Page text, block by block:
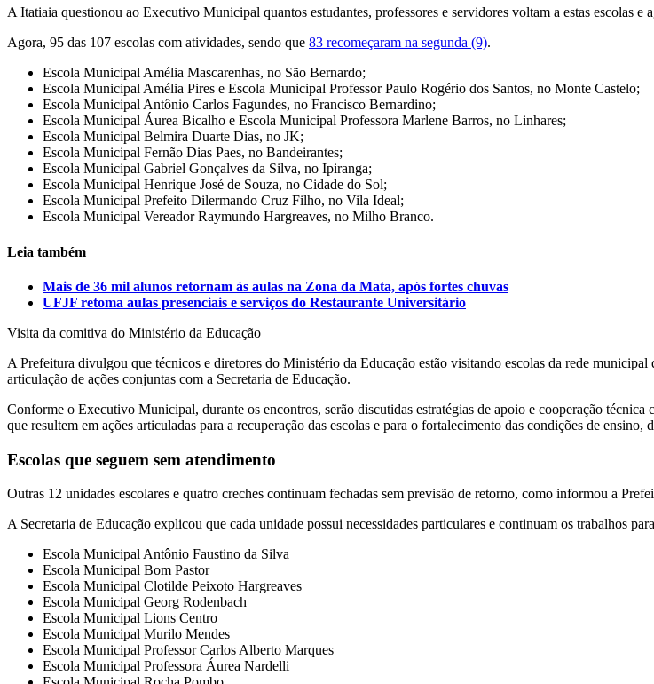
A Itatiaia questionou ao Executivo Municipal quantos estudantes, professores e servidores voltam a estas escolas e
Agora, 95 das 107 escolas com atividades, sendo que 83 recomeçaram na segunda (9).
Escola Municipal Amélia Mascarenhas, no São Bernardo;
Escola Municipal Amélia Pires e Escola Municipal Professor Paulo Rogério dos Santos, no Monte Castelo;
Escola Municipal Antônio Carlos Fagundes, no Francisco Bernardino;
Escola Municipal Áurea Bicalho e Escola Municipal Professora Marlene Barros, no Linhares;
Escola Municipal Belmira Duarte Dias, no JK;
Escola Municipal Fernão Dias Paes, no Bandeirantes;
Escola Municipal Gabriel Gonçalves da Silva, no Ipiranga;
Escola Municipal Henrique José de Souza, no Cidade do Sol;
Escola Municipal Prefeito Dilermando Cruz Filho, no Vila Ideal;
Escola Municipal Vereador Raymundo Hargreaves, no Milho Branco.
Leia também
Mais de 36 mil alunos retornam às aulas na Zona da Mata, após fortes chuvas
UFJF retoma aulas presenciais e serviços do Restaurante Universitário
Visita da comitiva do Ministério da Educação
A Prefeitura divulgou que técnicos e diretores do Ministério da Educação estão visitando escolas da rede
articulação de ações conjuntas com a Secretaria de Educação.
Conforme o Executivo Municipal, durante os encontros, serão discutidas estratégias de apoio e cooperação
que resultem em ações articuladas para a recuperação das escolas e para o fortalecimento das condições de
Escolas que seguem sem atendimento
Outras 12 unidades escolares e quatro creches continuam fechadas sem previsão de retorno, como informou a
A Secretaria de Educação explicou que cada unidade possui necessidades particulares e continuam os trabalhos
Escola Municipal Antônio Faustino da Silva
Escola Municipal Bom Pastor
Escola Municipal Clotilde Peixoto Hargreaves
Escola Municipal Georg Rodenbach
Escola Municipal Lions Centro
Escola Municipal Murilo Mendes
Escola Municipal Professor Carlos Alberto Marques
Escola Municipal Professora Áurea Nardelli